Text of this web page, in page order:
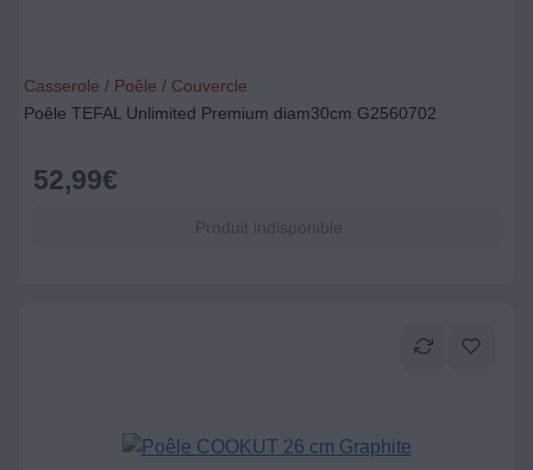
Casserole / Poêle / Couvercle
Poêle TEFAL Unlimited Premium diam30cm G2560702
52,99€
Produit indisponible